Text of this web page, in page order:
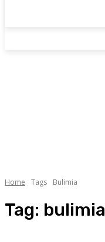
Home Tags Bulimia
Tag: bulimia